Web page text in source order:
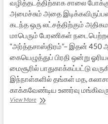
வழித்தடத்திற்காக சாலை
அமைச்சும் அதை
கடந்த ஒரு லட்சத்திற்கும்
மாபெரும் பேரணிகள்
“அர்த்தசாஸ்திரம்”– இதன்
கையெழுத்துப் பிரதி ஒன்று
மைசூரில் பாதுகாக்கப்பட்டு
இந்நாள்களில் தங்கள் மத,
காக்கவேண்டிய உணர்வு
View Moreஇந்த